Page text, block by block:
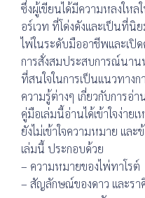
ซึ่งผู้เขียนได้มีความหลงใหล
อร์เวท ที่โด่งดังและเป็นที่นิ
ไพ่ในระดับมืออาชีพและเปิ
การสั่งสมประสบการณ์นา
ที่สนใจในการเป็นแนวทาง
ความรู้ต่างๆ เกี่ยวกับการอ่
คู่มือเล่มนี้อ่านได้เข้าใจง่า
ยังไม่เข้าใจความหมาย แล
เล่มนี้ ประกอบด้วย
– ความหมายของไพ่ทาโรต์
– สัญลักษณ์ของดาว และรา